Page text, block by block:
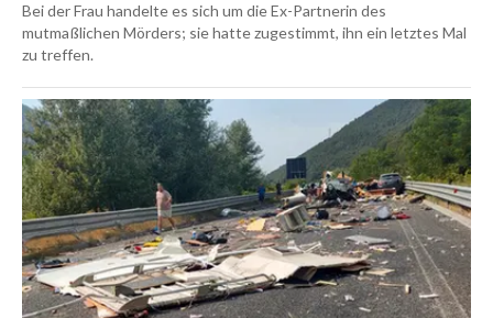
Bei der Frau handelte es sich um die Ex-Partnerin des
mutmaßlichen Mörders; sie hatte zugestimmt, ihn ein letztes Mal
zu treffen.